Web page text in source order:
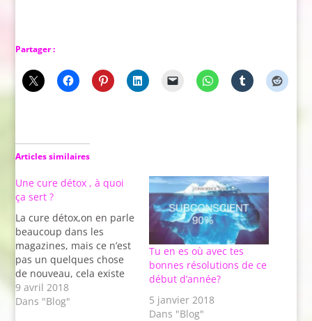
Partager :
Articles similaires
Une cure détox , à quoi
ça sert ?
La cure détox,on en parle
beaucoup dans les
magazines, mais ce n’est
pas un quelques chose
de nouveau, cela existe
depuis des milliers
d’année. C'est souvent au
9 avril 2018
Dans "Blog"
Tu en es où avec tes
bonnes résolutions de ce
début d’année?
5 janvier 2018
Dans "Blog"